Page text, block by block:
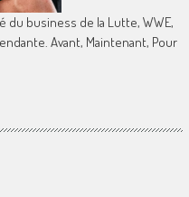
du business de la Lutte, WWE,
Avant, Maintenant, Pour